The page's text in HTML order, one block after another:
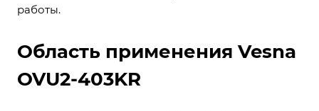
работы.
Область применения Vesna
OVU2-403KR